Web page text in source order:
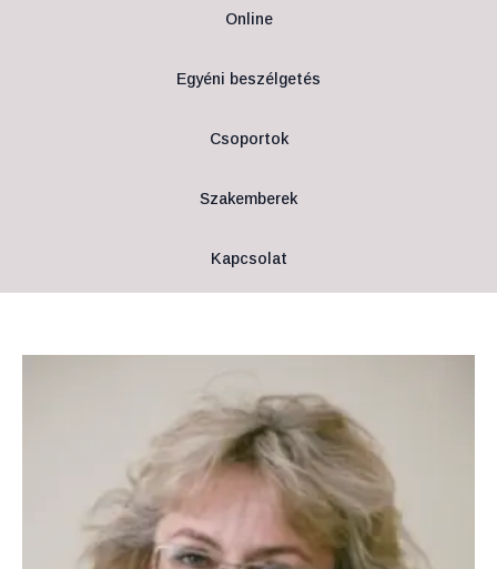
Online
Egyéni beszélgetés
Csoportok
Szakemberek
Kapcsolat